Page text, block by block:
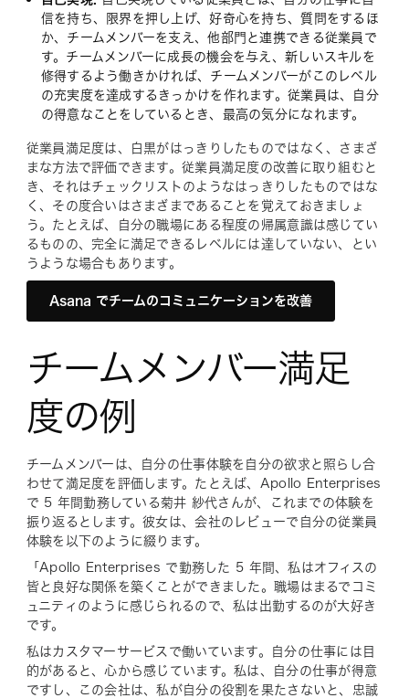
信を持ち、限界を押し上げ、好奇心を持ち、質問をするほ
か、チームメンバーを支え、他部門と連携できる従業員で
す。チームメンバーに成長の機会を与え、新しいスキルを
修得するよう働きかければ、チームメンバーがこのレベル
の充実度を達成するきっかけを作れます。従業員は、自分
の得意なことをしているとき、最高の気分になれます。
従業員満足度は、白黒がはっきりしたものではなく、さまざ
まな方法で評価できます。従業員満足度の改善に取り組むと
き、それはチェックリストのようなはっきりしたものではな
く、その度合いはさまざまであることを覚えておきましょ
う。たとえば、自分の職場にある程度の帰属意識は感じてい
るものの、完全に満足できるレベルには達していない、とい
うような場合もあります。
Asana でチームのコミュニケーションを改善
チームメンバー満足
度の例
チームメンバーは、自分の仕事体験を自分の欲求と照らし合
わせて満足度を評価します。たとえば、Apollo Enterprises
で 5 年間勤務している菊井 紗代さんが、これまでの体験を
振り返るとします。彼女は、会社のレビューで自分の従業員
体験を以下のように綴ります。
「Apollo Enterprises で勤務した 5 年間、私はオフィスの
皆と良好な関係を築くことができました。職場はまるでコミ
ュニティのように感じられるので、私は出勤するのが大好き
です。
私はカスタマーサービスで働いています。自分の仕事には目
的があると、心から感じています。私は、自分の仕事が得意
ですし、この会社は、私が自分の役割を果たさないと、忠誠